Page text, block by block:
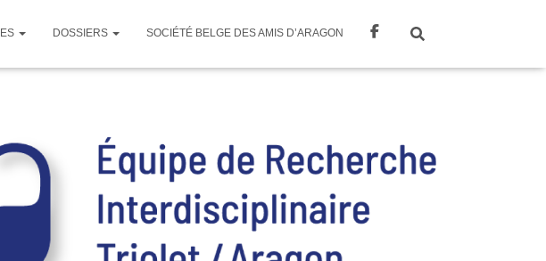
DOSSIERS SOCIÉTÉ BELGE DES AMIS D’ARAGON